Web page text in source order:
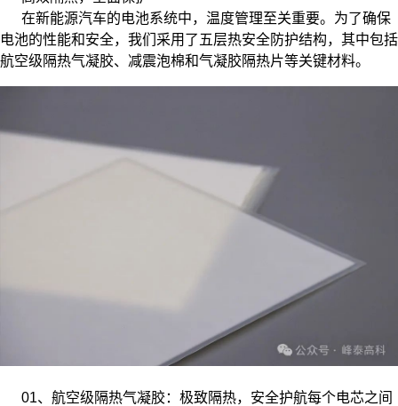
在新能源汽车的电池系统中，温度管理至关重要。为了确保
电池的性能和安全，我们采用了五层热安全防护结构，其中包括
航空级隔热气凝胶、减震泡棉和气凝胶隔热片等关键材料。
01、航空级隔热气凝胶：极致隔热，安全护航每个电芯之间